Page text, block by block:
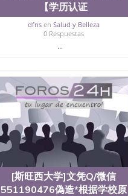
【学历认证
dfnsen Salud y Belleza
0 Respuestas
...
[斯旺西大学]文凭Q/微信
551190476偽造*根据学校原